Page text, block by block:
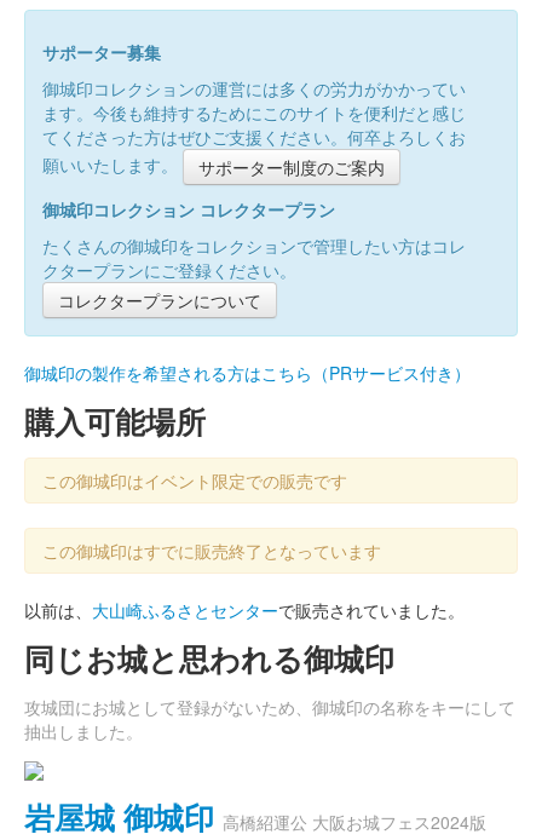
サポーター募集
御城印コレクションの運営には多くの労力がかかってい
ます。今後も維持するためにこのサイトを便利だと感じ
てくださった方はぜひご支援ください。何卒よろしくお
願いいたします。
サポーター制度のご案内
御城印コレクション コレクタープラン
たくさんの御城印をコレクションで管理したい方はコレ
クタープランにご登録ください。
コレクタープランについて
御城印の製作を希望される方はこちら（PRサービス付き）
購入可能場所
この御城印はイベント限定での販売です
この御城印はすでに販売終了となっています
以前は、 大山崎ふるさとセンターで販売されていました。
同じお城と思われる御城印
攻城団にお城として登録がないため、御城印の名称をキーにして
抽出しました。
岩屋城 御城印 高橋紹運公 大阪お城フェス2024版